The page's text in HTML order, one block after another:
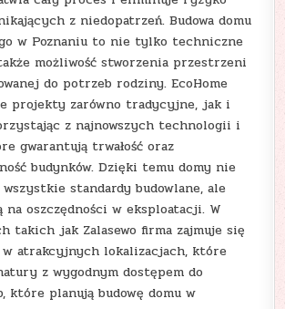
z niedopatrzeń. Budowa domu
w Poznaniu to nie tylko techniczne
możliwość stworzenia przestrzeni
do potrzeb rodziny. EcoHome
projekty zarówno tradycyjne, jak i
z najnowszych technologii i
gwarantują trwałość oraz
budynków. Dzięki temu domy nie
standardy budowlane, ale
na oszczędności w eksploatacji. W
takich jak Zalasewo firma zajmuje się
w atrakcyjnych lokalizacjach, które
z wygodnym dostępem do
które planują budowę domu w